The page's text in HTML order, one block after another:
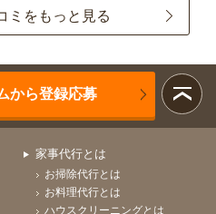
ミをもっと見る
から登録応募
家事代行とは
お掃除代行とは
お料理代行とは
ハウスクリーニングとは